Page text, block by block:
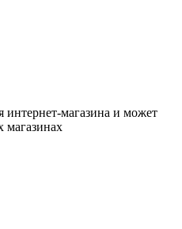
интернет-магазина и может
магазинах